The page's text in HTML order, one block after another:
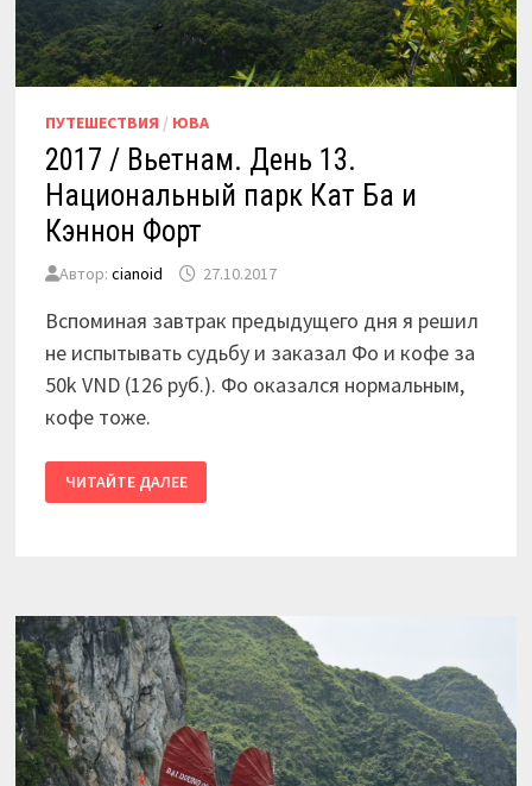
ПУТЕШЕСТВИЯ / ЮВА
2017 / Вьетнам. День 13.
Национальный парк Кат Ба и
Кэннон Форт
Автор: cianoid 27.10.2017
Вспоминая завтрак предыдущего дня я решил
не испытывать судьбу и заказал Фо и кофе за
50k VND (126 руб.). Фо оказался нормальным,
кофе тоже.
2017
/
ВЬЕТНАМ.
И
КЭННОН
ФОРТ
ЧИТАЙТЕ ДАЛЕЕ